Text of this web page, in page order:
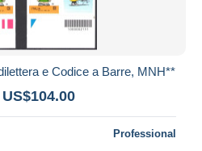
e Codice a Barre, MNH**
Professional